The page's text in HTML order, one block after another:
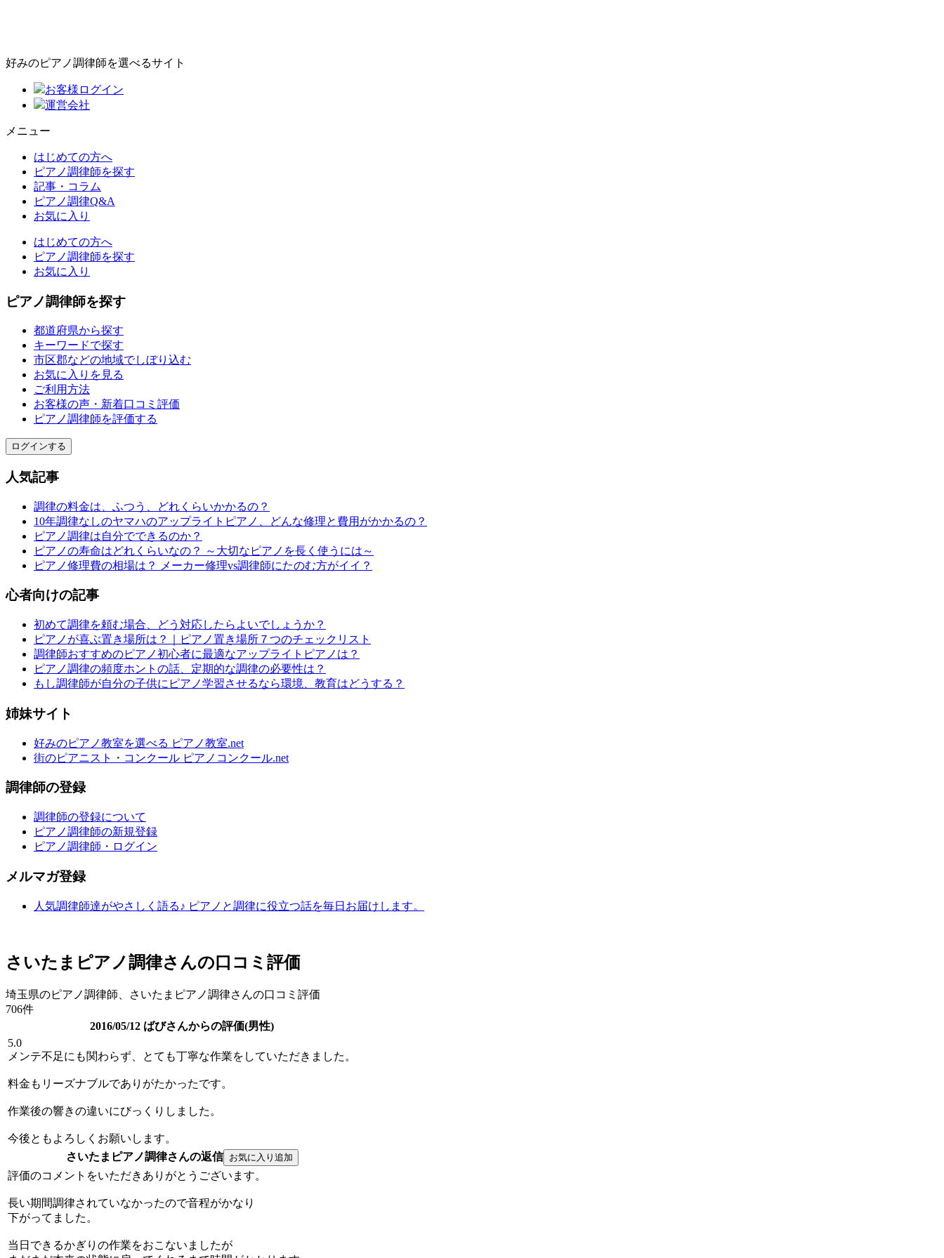
好みのピアノ調律師を選べるサイト
お客様ログイン
運営会社
メニュー
はじめての方へ
ピアノ調律師を探す
記事・コラム
ピアノ調律Q&A
お気に入り
はじめての方へ
ピアノ調律師を探す
お気に入り
ピアノ調律師を探す
都道府県から探す
キーワードで探す
市区郡などの地域でしぼり込む
お気に入りを見る
ご利用方法
お客様の声・新着口コミ評価
ピアノ調律師を評価する
ログインする
人気記事
調律の料金は、ふつう、どれくらいかかるの？
10年調律なしのヤマハのアップライトピアノ、どんな修理と費用がかかるの？
ピアノ調律は自分でできるのか？
ピアノの寿命はどれくらいなの？ ～大切なピアノを長く使うには～
ピアノ修理費の相場は？ メーカー修理vs調律師にたのむ方がイイ？
心者向けの記事
初めて調律を頼む場合、どう対応したらよいでしょうか？
ピアノが喜ぶ置き場所は？｜ピアノ置き場所７つのチェックリスト
調律師おすすめのピアノ初心者に最適なアップライトピアノは？
ピアノ調律の頻度ホントの話、定期的な調律の必要性は？
もし調律師が自分の子供にピアノ学習させるなら環境、教育はどうする？
姉妹サイト
好みのピアノ教室を選べる ピアノ教室.net
街のピアニスト・コンクール ピアノコンクール.net
調律師の登録
調律師の登録について
ピアノ調律師の新規登録
ピアノ調律師・ログイン
メルマガ登録
人気調律師達がやさしく語る♪ ピアノと調律に役立つ話を毎日お届けします。
さいたまピアノ調律さんの口コミ評価
埼玉県のピアノ調律師、さいたまピアノ調律さんの口コミ評価
706件
2016/05/12 ばびさんからの評価(男性)
5.0
メンテ不足にも関わらず、とても丁寧な作業をしていただきました。
料金もリーズナブルでありがたかったです。
作業後の響きの違いにびっくりしました。
今後ともよろしくお願いします。
さいたまピアノ調律さんの返信
評価のコメントをいただきありがとうございます。
長い期間調律されていなかったので音程がかなり
下がってました。
当日できるかぎりの作業をおこないましたが